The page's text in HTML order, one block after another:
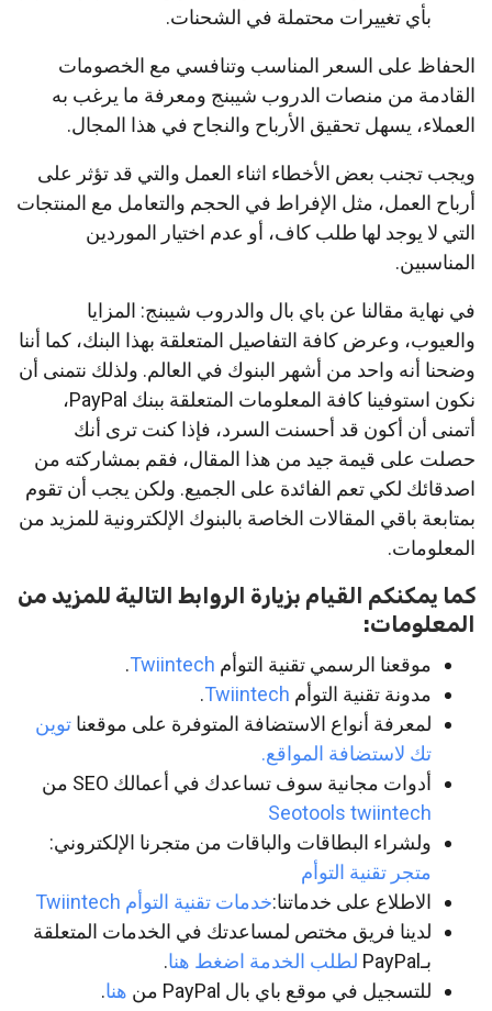
بأي تغييرات محتملة في الشحنات.
الحفاظ على السعر المناسب وتنافسي مع الخصومات
القادمة من منصات الدروب شيبنج ومعرفة ما يرغب به
العملاء، يسهل تحقيق الأرباح والنجاح في هذا المجال.
ويجب تجنب بعض الأخطاء اثناء العمل والتي قد تؤثر على
أرباح العمل، مثل الإفراط في الحجم والتعامل مع المنتجات
التي لا يوجد لها طلب كاف، أو عدم اختيار الموردين
المناسبين.
في نهاية مقالنا عن باي بال والدروب شيبنج: المزايا
والعيوب، وعرض كافة التفاصيل المتعلقة بهذا البنك، كما أننا
وضحنا أنه واحد من أشهر البنوك في العالم. ولذلك نتمنى أن
نكون استوفينا كافة المعلومات المتعلقة ببنك PayPal،
أتمنى أن أكون قد أحسنت السرد، فإذا كنت ترى أنك
حصلت على قيمة جيد من هذا المقال، فقم بمشاركته من
اصدقائك لكي تعم الفائدة على الجميع. ولكن يجب أن تقوم
بمتابعة باقي المقالات الخاصة بالبنوك الإلكترونية للمزيد من
المعلومات.
كما يمكنكم القيام بزيارة الروابط التالية للمزيد من
المعلومات:
موقعنا الرسمي تقنية التوأم Twiintech
.
مدونة تقنية التوأم Twiintech
.
لمعرفة أنواع الاستضافة المتوفرة على موقعنا توين
تك لاستضافة المواقع.
أدوات مجانية سوف تساعدك في أعمالك SEO من
Seotools twiintech
ولشراء البطاقات والباقات من متجرنا الإلكتروني:
متجر تقنية التوأم
الاطلاع على خدماتنا:خدمات تقنية التوأم Twiintech
لدينا فريق مختص لمساعدتك في الخدمات المتعلقة
بـPayPal
لطلب الخدمة اضغط هنا.
للتسجيل في موقع باي بال PayPal من
هنا.